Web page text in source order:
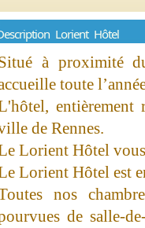
Lorient Hôtel
à proximité
toute
entièrement
de Rennes.
Lorient Hôtel
Lorient Hôtel est
nos
de salle-